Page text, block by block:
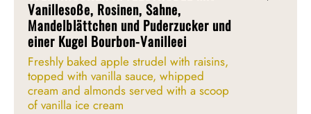
Vanillesoße, Rosinen, Sahne,
Mandelblättchen und Puderzucker und
einer Kugel Bourbon-Vanilleei
Freshly baked apple strudel with raisins,
topped with vanilla sauce, whipped
cream and almonds served with a scoop
of vanilla ice cream